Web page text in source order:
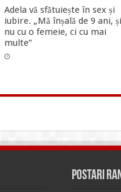
Adela vă sfătuiește în sex și
iubire. „Mă înșală de 9 ani, și
nu cu o femeie, ci cu mai
multe”
Postari